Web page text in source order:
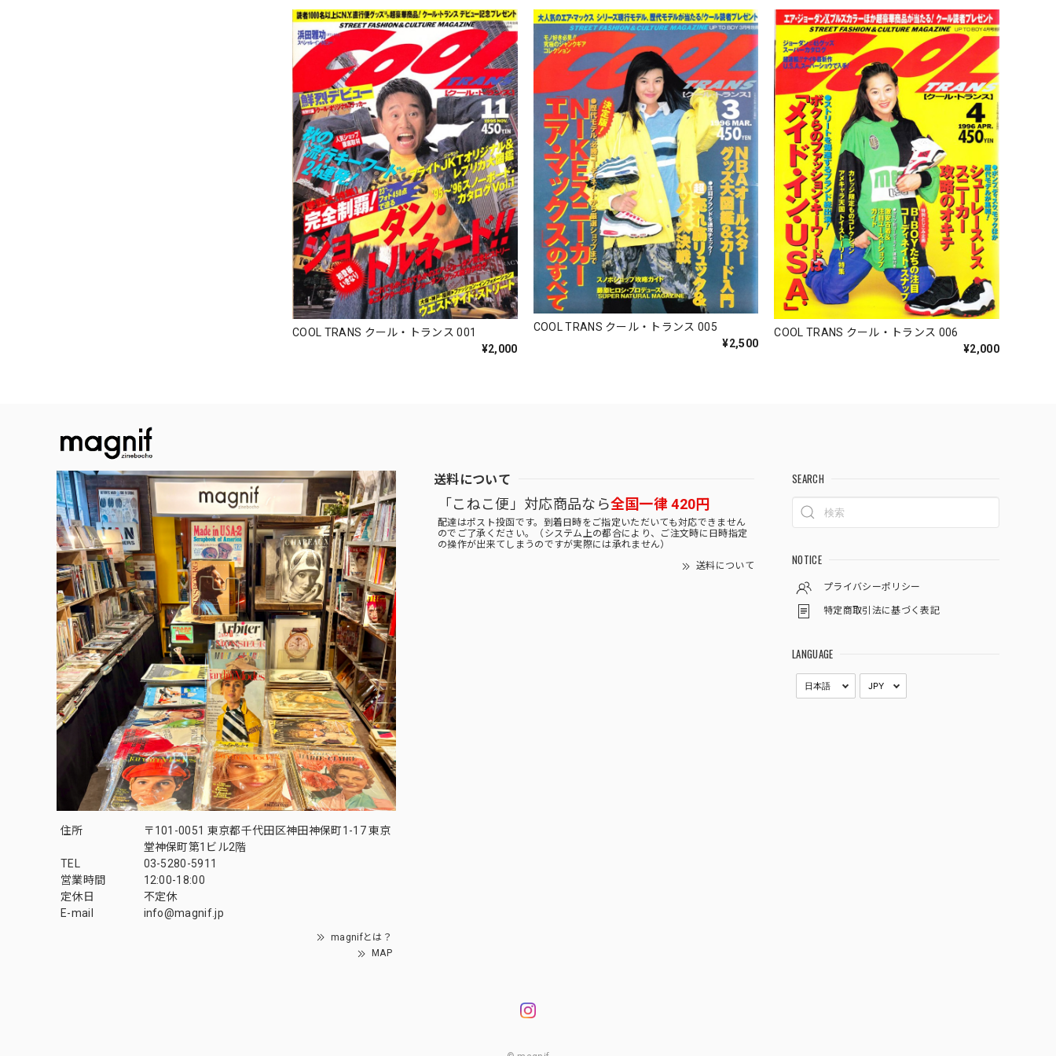
COOL TRANS クール・トランス 001
¥2,000
COOL TRANS クール・トランス 005
¥2,500
COOL TRANS クール・トランス 006
¥2,000
住所
〒101-0051 東京都千代田区神田神保町1-17 東京
堂神保町第1ビル2階
TEL
03-5280-5911
営業時間
12:00-18:00
定休日
不定休
E-mail
info@magnif.jp
magnifとは？
MAP
送料について
「こねこ便」対応商品なら全国一律 420円
配達はポスト投函です。到着日時をご指定いただいても対応できません
のでご了承ください。（システム上の都合により、ご注文時に日時指定
の操作が出来てしまうのですが実際には承れません）
送料について
SEARCH
NOTICE
プライバシーポリシー
特定商取引法に基づく表記
LANGUAGE